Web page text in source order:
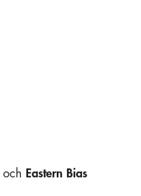
och Eastern Bias